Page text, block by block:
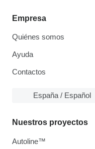
Empresa
Quiénes somos
Ayuda
Contactos
España / Español
Nuestros proyectos
Autoline™